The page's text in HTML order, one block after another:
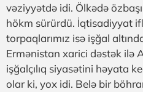
vəziyyətdə idi. Ölkədə
hökm sürürdü. İqtisadiyyat
torpaqlarımız isə işğal
Ermənistan xarici dəstək ilə
işğalçılıq siyasətini həyata
olar ki, yox idi. Belə bir